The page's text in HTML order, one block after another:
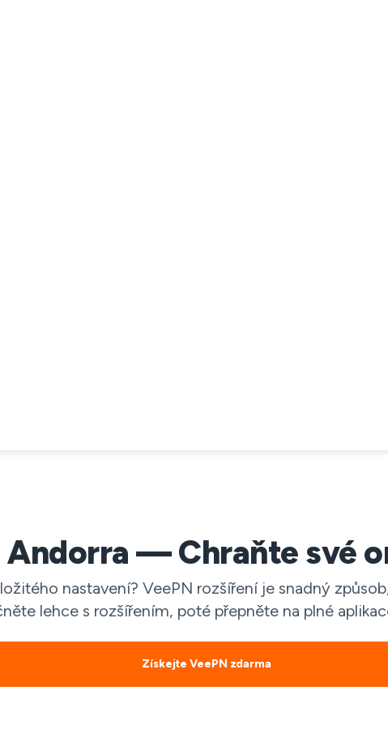
Andorra — Chraňte své
nastavení? VeePN rozšíření je snadný
lehce s rozšířením, poté přepněte na plné
Získejte VeePN zdarma